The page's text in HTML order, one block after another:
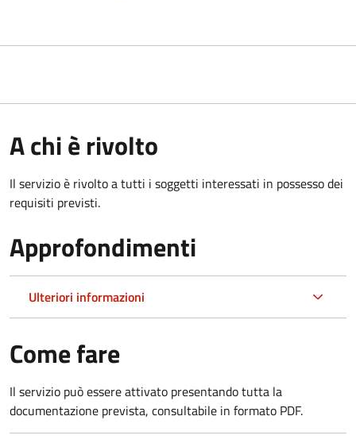
A chi è rivolto
Il servizio è rivolto a tutti i soggetti interessati in possesso dei
requisiti previsti.
Approfondimenti
Ulteriori informazioni
Come fare
Il servizio può essere attivato presentando tutta la
documentazione prevista, consultabile in formato PDF.